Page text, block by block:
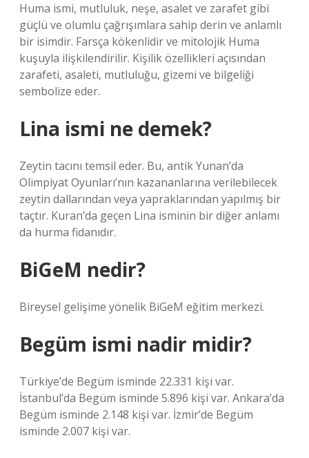
Huma ismi, mutluluk, neşe, asalet ve zarafet gibi
güçlü ve olumlu çağrışımlara sahip derin ve anlamlı
bir isimdir. Farsça kökenlidir ve mitolojik Huma
kuşuyla ilişkilendirilir. Kişilik özellikleri açısından
zarafeti, asaleti, mutluluğu, gizemi ve bilgeliği
sembolize eder.
Lina ismi ne demek?
Zeytin tacını temsil eder. Bu, antik Yunan’da
Olimpiyat Oyunları’nın kazananlarına verilebilecek
zeytin dallarından veya yapraklarından yapılmış bir
taçtır. Kuran’da geçen Lina isminin bir diğer anlamı
da hurma fidanıdır.
BiGeM nedir?
Bireysel gelişime yönelik BiGeM eğitim merkezi.
Begüm ismi nadir midir?
Türkiye’de Begüm isminde 22.331 kişi var.
İstanbul’da Begüm isminde 5.896 kişi var. Ankara’da
Begüm isminde 2.148 kişi var. İzmir’de Begüm
isminde 2.007 kişi var.